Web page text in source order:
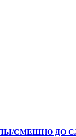
СМЕШНО ДО